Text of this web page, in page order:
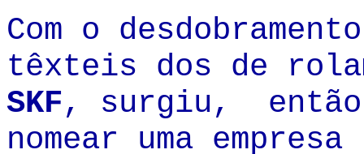
Com o
têxteis dos de
SKF, surgiu,
nomear uma